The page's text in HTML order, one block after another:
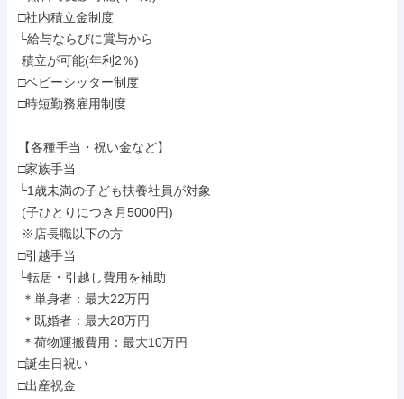
□社内積立金制度
└給与ならびに賞与から
□ベビーシッター制度
□時短勤務雇用制度
【各種手当・祝い金など】
□家族手当
└1歳未満の子ども扶養社員が対象
□引越手当
└転居・引越し費用を補助
□誕生日祝い
□出産祝金